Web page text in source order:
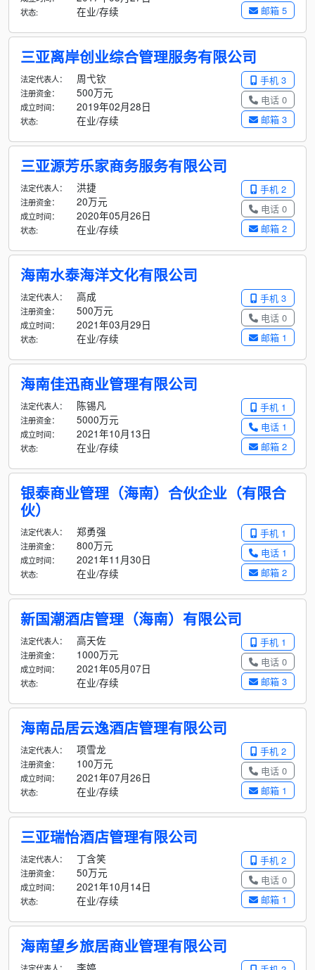
邮箱 5
状态: 在业/存续
三亚离岸创业综合管理服务有限公司
手机 3
电话 0
邮箱 3
法定代表人： 周弋钦
注册资金： 500万元
成立时间： 2019年02月28日
状态: 在业/存续
三亚源芳乐家商务服务有限公司
手机 2
电话 0
邮箱 2
法定代表人： 洪捷
注册资金： 20万元
成立时间： 2020年05月26日
状态: 在业/存续
海南水泰海洋文化有限公司
手机 3
电话 0
邮箱 1
法定代表人： 高成
注册资金： 500万元
成立时间： 2021年03月29日
状态: 在业/存续
海南佳迅商业管理有限公司
手机 1
电话 1
邮箱 2
法定代表人： 陈锡凡
注册资金： 5000万元
成立时间： 2021年10月13日
状态: 在业/存续
银泰商业管理（海南）合伙企业（有限合
伙）
手机 1
电话 1
邮箱 2
法定代表人： 郑勇强
注册资金： 800万元
成立时间： 2021年11月30日
状态: 在业/存续
新国潮酒店管理（海南）有限公司
手机 1
电话 0
邮箱 3
法定代表人： 高天佐
注册资金： 1000万元
成立时间： 2021年05月07日
状态: 在业/存续
海南品居云逸酒店管理有限公司
手机 2
电话 0
邮箱 1
法定代表人： 项雪龙
注册资金： 100万元
成立时间： 2021年07月26日
状态: 在业/存续
三亚瑞怡酒店管理有限公司
手机 2
电话 0
邮箱 1
法定代表人： 丁含笑
注册资金： 50万元
成立时间： 2021年10月14日
状态: 在业/存续
海南望乡旅居商业管理有限公司
李婷